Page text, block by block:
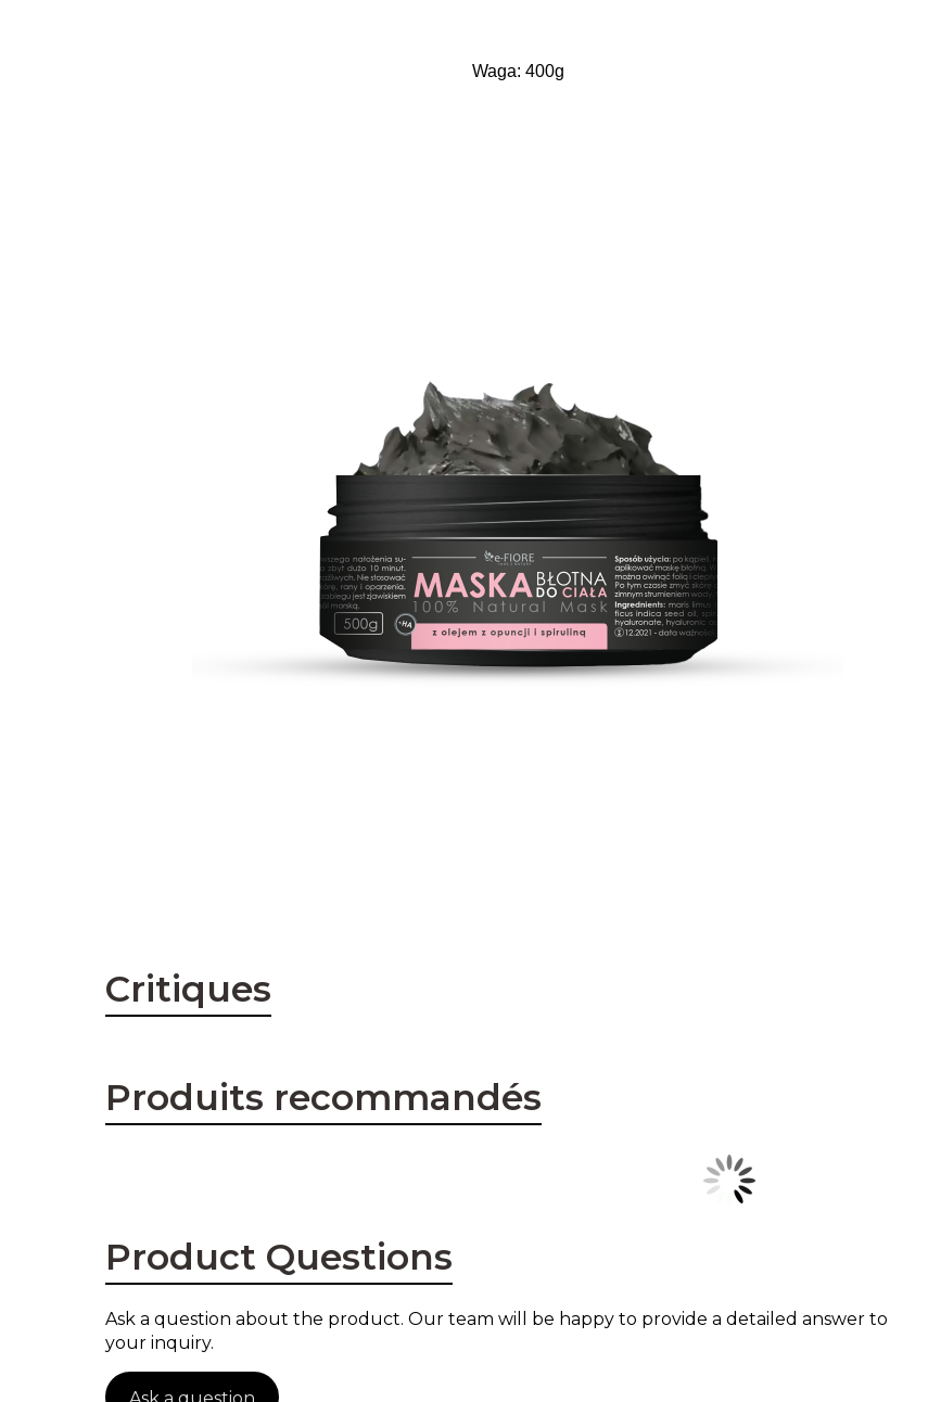
Waga: 400g
Critiques
Produits recommandés
Product Questions
Ask a question about the product. Our team will be happy to provide a detailed answer to
your inquiry.